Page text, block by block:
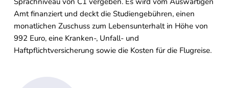
Amt finanziert und deckt die Studiengebühren, einen
monatlichen Zuschuss zum Lebensunterhalt in Höhe von
992 Euro, eine Kranken-, Unfall- und
Haftpflichtversicherung sowie die Kosten für die Flugreise.